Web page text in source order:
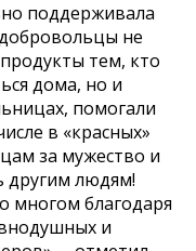
поддерживала
не
тем, кто
дома, но и
помогали
в «красных»
за мужество и
другим людям!
многом благодаря
и